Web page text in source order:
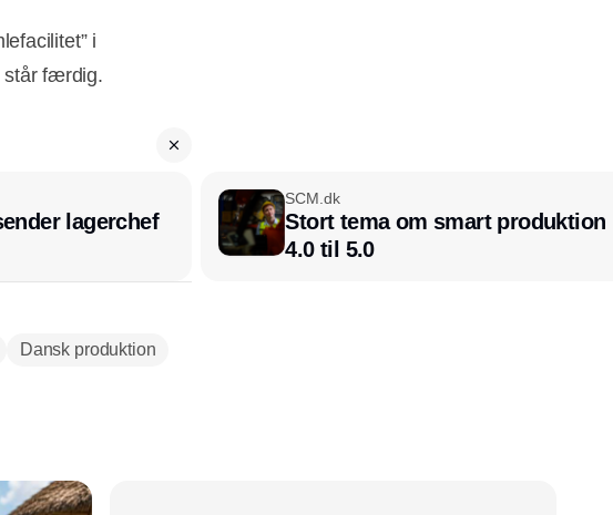
i
står færdig.
lagerchef
SCM.dk
Stort tema om smart
4.0 til 5.0
Dansk produktion